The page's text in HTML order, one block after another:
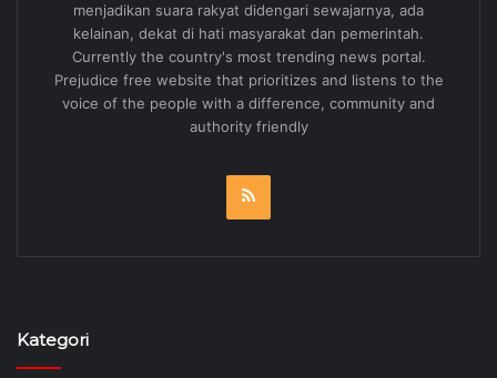
menjadikan suara rakyat didengari sewajarnya, ada
kelainan, dekat di hati masyarakat dan pemerintah.
Currently the country's most trending news portal.
Prejudice free website that prioritizes and listens to the
voice of the people with a difference, community and
authority friendly
Kategori